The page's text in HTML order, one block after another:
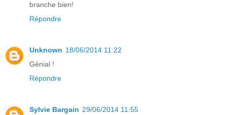
branche bien!
Répondre
Unknown 18/06/2014 11:22
Génial !
Répondre
Sylvie Bargain 29/06/2014 11:55